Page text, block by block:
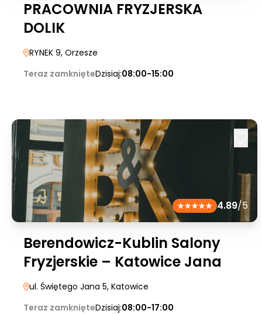
PRACOWNIA FRYZJERSKA
DOLIK
RYNEK 9, Orzesze
Teraz zamknięteDzisiaj:08:00-15:00
4.89/5
Berendowicz-Kublin Salony
Fryzjerskie – Katowice Jana
ul. Świętego Jana 5, Katowice
Teraz zamknięteDzisiaj:08:00-17:00